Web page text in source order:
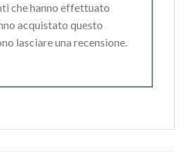
che hanno effettuato
acquistato questo
lasciare una recensione.